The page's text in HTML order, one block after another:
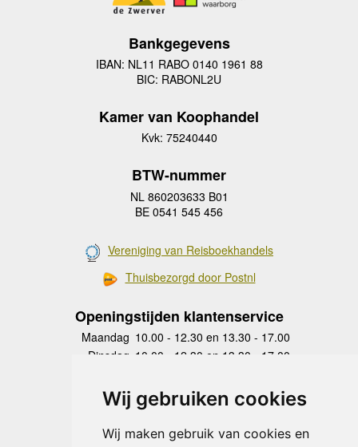
Wij gebruiken cookies
Wij maken gebruik van cookies en
Bankgegevens
IBAN: NL11 RABO 0140 1961 88
BIC: RABONL2U
Kamer van Koophandel
Kvk: 75240440
BTW-nummer
NL 860203633 B01
BE 0541 545 456
Vereniging van Reisboekhandels
Thuisbezorgd door Postnl
Openingstijden klantenservice
Maandag 10.00 - 12.30 en 13.30 - 17.00
Dinsdag 10.00 - 12.30 en 13.30 - 17.00
Donderdag
10.00 - 12.30 en 13.30 - 17.00
Vrijdag 10.00 - 12.30 en 13.30 - 17.00
Zaterdag
gesloten
Zondag gesloten